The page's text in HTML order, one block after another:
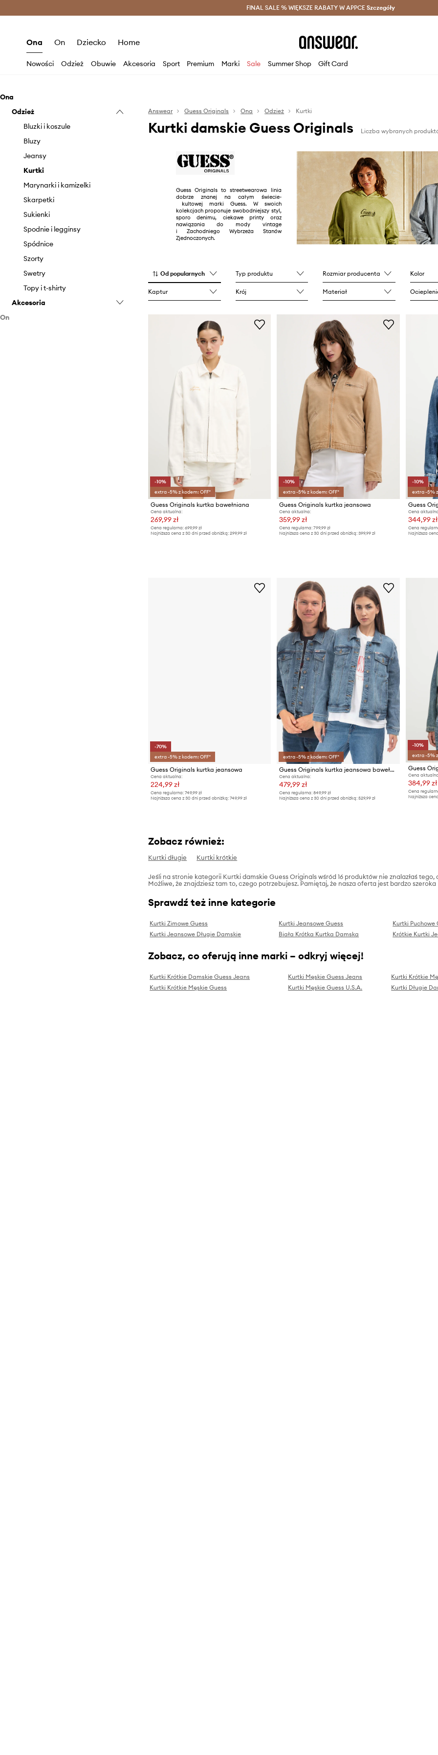
Oszczędzaj z Answear Club > Dostawa nawet w 24h >
FINAL SALE % WIĘKSZE RABATY W APPCE Szczegóły
Ona On Dziecko Home
Nowości Odzież Obuwie Akcesoria Sport Premium Marki Sale Summer Shop Gift Card
Ona
Odzież
Bluzki i koszule
Bluzy
Jeansy
Kurtki
Marynarki i kamizelki
Skarpetki
Sukienki
Spodnie i legginsy
Spódnice
Szorty
Swetry
Topy i t-shirty
Akcesoria
On
Answear Guess Originals Ona Odzież Kurtki
Kurtki damskie Guess Originals Liczba wybranych
Guess Originals to streetwearowa linia
dobrze znanej na całym świecie-
kultowej marki Guess. W swoich
kolekcjach proponuje swobodniejszy styl,
sporo denimu, ciekawe printy oraz
nawiązania do mody vintage
i Zachodniego Wybrzeża Stanów
Zjednoczonych.
Od popularnych Typ produktu Rozmiar producenta Kolor
Kaptur Krój Materiał
-10%
extra -5% z kodem: OFF*
Guess Originals kurtka bawełniana
Cena aktualna:
269,99 zł
Cena regularna: 699,99 zł
Najniższa cena z 30 dni przed obniżką: 299,99 zł
-10%
extra -5% z kodem: OFF*
Guess Originals kurtka jeansowa
Cena aktualna:
359,99 zł
Cena regularna: 799,99 zł
Najniższa cena z 30 dni przed obniżką: 399,99 zł
-10%
extra -5%
Cena
344,99 zł
Cena
Najniższa
-70%
extra -5% z kodem: OFF*
Guess Originals kurtka jeansowa
Cena aktualna:
224,99 zł
Cena regularna: 749,99 zł
Najniższa cena z 30 dni przed obniżką: 749,99 zł
extra -5% z kodem: OFF*
Guess Originals kurtka jeansowa bawełniana
Cena aktualna:
479,99 zł
Cena regularna: 849,99 zł
Najniższa cena z 30 dni przed obniżką: 529,99 zł
-10%
extra -5%
Guess
Cena
384,99 zł
Cena
Najniższa
Zobacz również:
Kurtki długie Kurtki krótkie
Jeśli na stronie kategorii Kurtki damskie Guess Originals wśród 16 produktów nie znalazłaś
Możliwe, że znajdziesz tam to, czego potrzebujesz. Pamiętaj, że nasza oferta jest bardzo
Sprawdź też inne kategorie
Kurtki Zimowe Guess Kurtki Jeansowe Guess
Kurtki Puchowe
Kurtki Jeansowe Długie Damskie
Biała Krótka Kurtka Damska Krótkie Kurtki
Zobacz, co oferują inne marki – odkryj więcej!
Kurtki Krótkie Damskie Guess Jeans Kurtki Męskie Guess Jeans
Kurtki Krótkie
Kurtki Krótkie Męskie Guess
Kurtki Męskie Guess U.S.A. Kurtki Długie